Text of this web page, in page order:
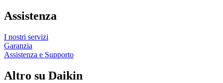
Assistenza
I nostri servizi
Garanzia
Assistenza e Supporto
Altro su Daikin